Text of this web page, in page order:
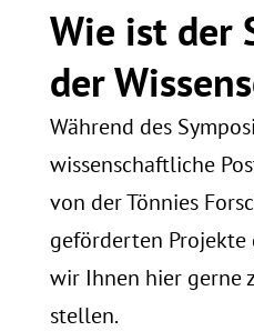
Wie ist der
der
Während des
wissenschaftliche
von der Tönnies
geförderten
wir Ihnen hier gerne
stellen.